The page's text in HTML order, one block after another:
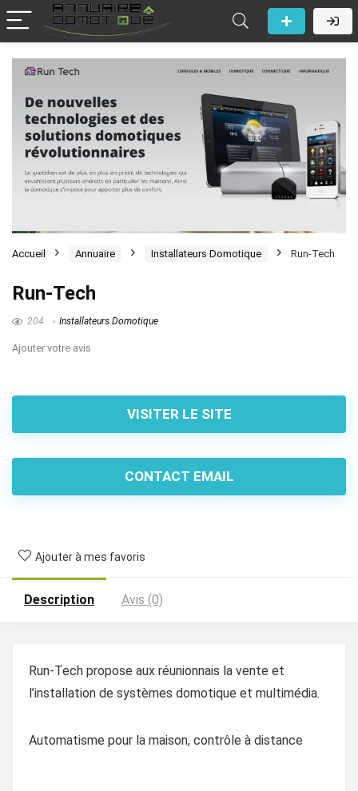
Accueil Annuaire Installateurs Domotique Run-Tech
Run-Tech
204 Installateurs Domotique
Ajouter votre avis
VISITER LE SITE
CONTACT EMAIL
Ajouter à mes favoris
Description Avis (0)
Run-Tech propose aux réunionnais la vente et
l’installation de systèmes domotique et multimédia.
Automatisme pour la maison, contrôle à distance